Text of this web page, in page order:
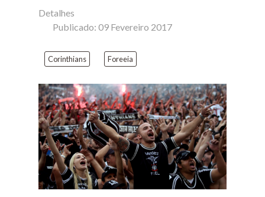
Detalhes
Publicado: 09 Fevereiro 2017
Corinthians Foreeia